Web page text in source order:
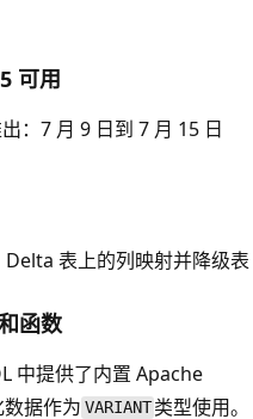
可用
：7 月 9 日到 7 月 15 日
Delta 表上的列映射并降级表
函数
中提供了内置 Apache
据作为 VARIANT 类型使用。